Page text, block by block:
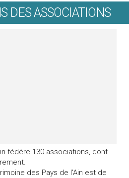
DES ASSOCIATIONS
fédère 130 associations, dont
des Pays de l'Ain est de